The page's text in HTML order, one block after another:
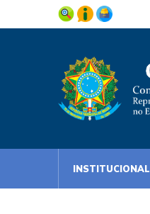
INSTITUCIONAL